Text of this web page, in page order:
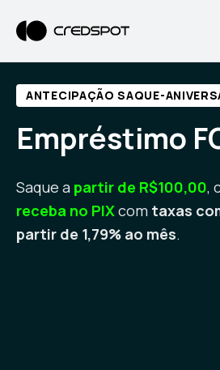
ANTECIPAÇÃO SAQUE-
Empréstimo
Saque a partir de R$100,00,
receba no PIXcom taxas
partir de 1,79% ao mês.